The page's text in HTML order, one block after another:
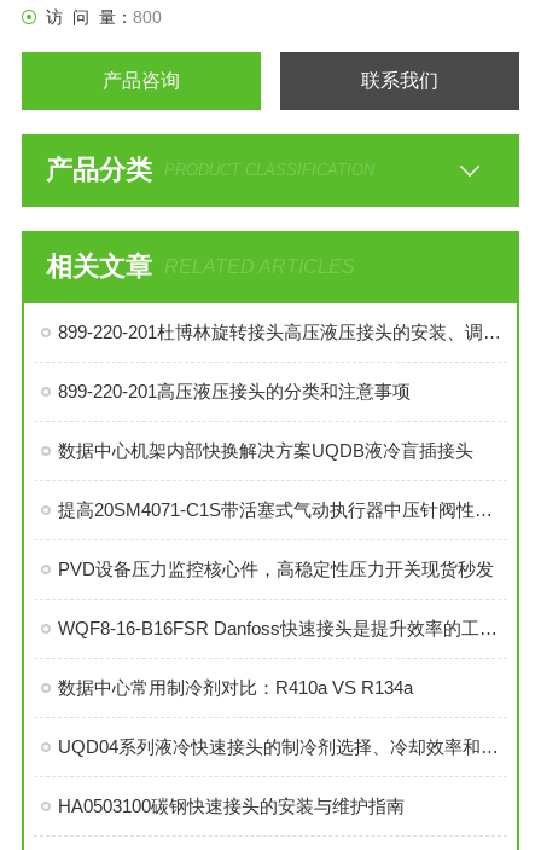
访 问 量： 800
产品咨询 联系我们
产品分类 PRODUCT CLASSIFICATION
相关文章 RELATED ARTICLES
899-220-201杜博林旋转接头高压液压接头的安装、调试与维护技巧
899-220-201高压液压接头的分类和注意事项
数据中心机架内部快换解决方案UQDB液冷盲插接头
提高20SM4071-C1S带活塞式气动执行器中压针阀性能的技巧
PVD设备压力监控核心件，高稳定性压力开关现货秒发
WQF8-16-B16FSR Danfoss快速接头是提升效率的工业连接解决方案
数据中心常用制冷剂对比：R410a VS R134a
UQD04系列液冷快速接头的制冷剂选择、冷却效率和可靠性分析
HA0503100碳钢快速接头的安装与维护指南